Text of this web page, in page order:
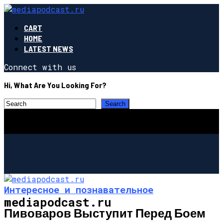
CART
HOME
LATEST NEWS
Connect with us
Hi, What Are You Looking For?
mediapodcast.ru
Интересное и познавательное
Пивоваров Выступит Перед Боем